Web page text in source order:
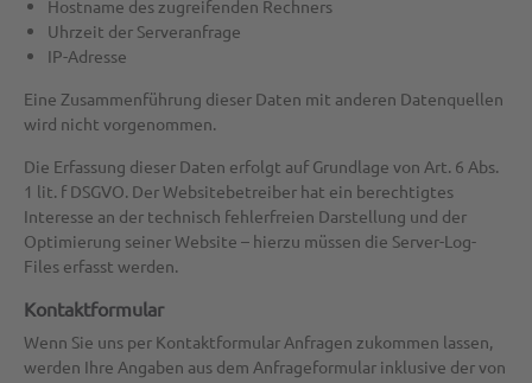
Hostname des zugreifenden Rechners
Uhrzeit der Serveranfrage
IP-Adresse
Eine Zusammenführung dieser Daten mit anderen Datenquellen
wird nicht vorgenommen.
Die Erfassung dieser Daten erfolgt auf Grundlage von Art. 6 Abs.
1 lit. f DSGVO. Der Websitebetreiber hat ein berechtigtes
Interesse an der technisch fehlerfreien Darstellung und der
Optimierung seiner Website – hierzu müssen die Server-Log-
Files erfasst werden.
Kontaktformular
Wenn Sie uns per Kontaktformular Anfragen zukommen lassen,
werden Ihre Angaben aus dem Anfrageformular inklusive der von